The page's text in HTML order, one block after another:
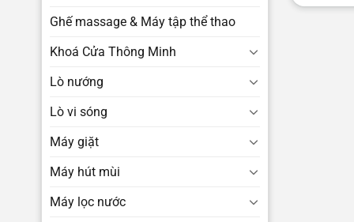
Ghế massage & Máy tập thể thao
Khoá Cửa Thông Minh
Lò nướng
Lò vi sóng
Máy giặt
Máy hút mùi
Máy lọc nước